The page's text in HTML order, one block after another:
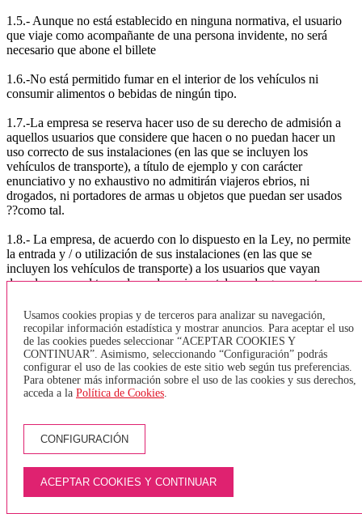
1.5.- Aunque no está establecido en ninguna normativa, el usuario
que viaje como acompañante de una persona invidente, no será
necesario que abone el billete
1.6.-No está permitido fumar en el interior de los vehículos ni
consumir alimentos o bebidas de ningún tipo.
1.7.-La empresa se reserva hacer uso de su derecho de admisión a
aquellos usuarios que considere que hacen o no puedan hacer un
uso correcto de sus instalaciones (en las que se incluyen los
vehículos de transporte), a título de ejemplo y con carácter
enunciativo y no exhaustivo no admitirán viajeros ebrios, ni
drogados, ni portadores de armas u objetos que puedan ser usados
??como tal.
1.8.- La empresa, de acuerdo con lo dispuesto en la Ley, no permite
la entrada y / o utilización de sus instalaciones (en las que se
incluyen los vehículos de transporte) a los usuarios que vayan
descalzos, con el torso desnudo o sin pantalones largos o cortos,
contraria a las buenas costumbres y al orden público.
1.9.-La empresa informa a los usuarios / as que no se permite la
entrada a sus instalaciones (en las que se incluyen los vehículos de
transporte), de paquetes o efectos que por sus medidas, clase,
cantidad o malos olores puedan afectar al resto de usuarios del
servicio. Tampoco se permite la entrada de equipaje y / o paquetes
1.10.-La empresa no permite la entrada de animales dentro de los
vehículos, a excepción de los perros guía para invidentes. Sólo se
mediante el uso de transportines homologados.
Usamos cookies propias y de terceros para analizar su navegación,
recopilar información estadística y mostrar anuncios. Para aceptar el uso
de las cookies puedes seleccionar “ACEPTAR COOKIES Y
CONTINUAR”. Asimismo, seleccionando “Configuración” podrás
configurar el uso de las cookies de este sitio web según tus preferencias.
Para obtener más información sobre el uso de las cookies y sus derechos,
acceda a la Política de Cookies.
CONFIGURACIÓN
ACEPTAR COOKIES Y CONTINUAR